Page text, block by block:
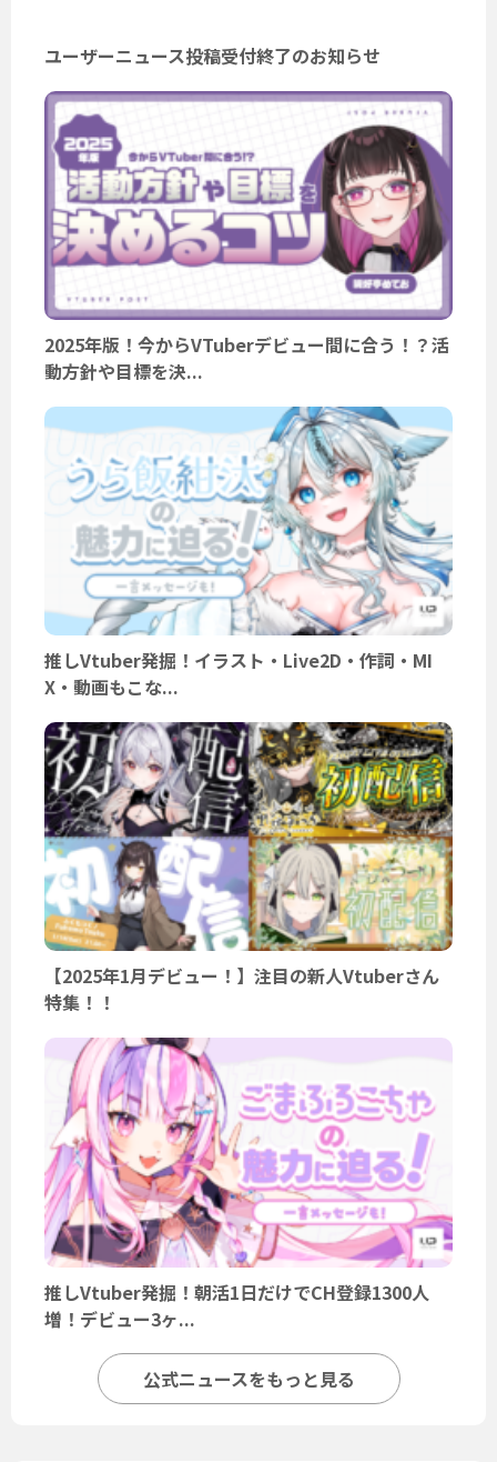
ユーザーニュース投稿受付終了のお知らせ
2025年版！今からVTuberデビュー間に合う！？活
動方針や目標を決...
推しVtuber発掘！イラスト・Live2D・作詞・MI
X・動画もこな...
【2025年1月デビュー！】注目の新人Vtuberさん
特集！！
推しVtuber発掘！朝活1日だけでCH登録1300人
増！デビュー3ヶ...
公式ニュースをもっと見る